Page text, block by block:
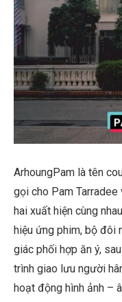
ArhoungPam là tên
gọi cho Pam
hai xuất hiện cùng
hiệu ứng phim, bộ đôi
giác phối hợp ăn ý,
trình giao lưu người
hoạt động hình ảnh –